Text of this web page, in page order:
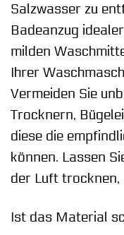
Salzwasser zu
Badeanzug
milden
Ihrer
Vermeiden Sie
Trocknern,
diese die
können. Lassen
der Luft trocknen,
Ist das Material